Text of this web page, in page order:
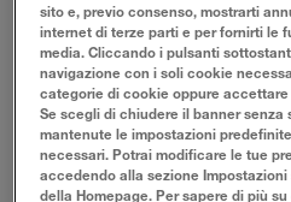
rapida e effetto
sito e, previo consenso, mostrarti
internet di terze parti e per fornirti le
media. Cliccando i pulsanti
navigazione con i soli cookie
categorie di cookie oppure
Se scegli di chiudere il banner
mantenute le impostazioni
necessari. Potrai modificare le tue
accedendo alla sezione
della Homepage. Per sapere di più